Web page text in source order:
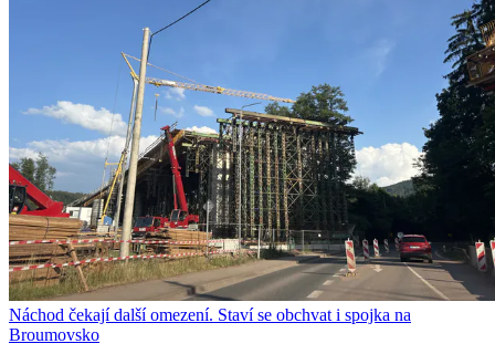
Náchod čekají další omezení. Staví se obchvat i spojka na
Broumovsko